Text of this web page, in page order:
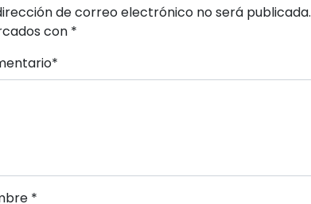
de correo electrónico no será publicada.
con *
*
*